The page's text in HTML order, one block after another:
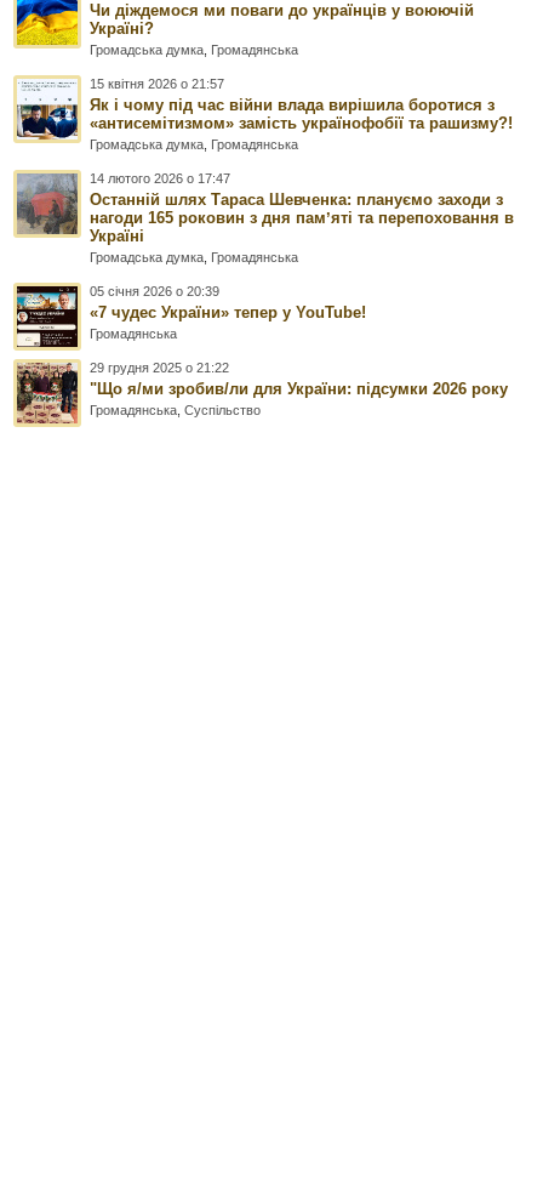
Чи діждемося ми поваги до українців у воюючій
Україні?
Громадська думка Громадянська
15 квітня 2026 о 21:57
Як і чому під час війни влада вирішила боротися з
«антисемітизмом» замість українофобії та рашизму?!
Громадська думка Громадянська
14 лютого 2026 о 17:47
Останній шлях Тараса Шевченка: плануємо заходи з
нагоди 165 роковин з дня памʼяті та перепоховання в
Україні
Громадська думка Громадянська
05 січня 2026 о 20:39
«7 чудес України» тепер у YouTube!
Громадянська
29 грудня 2025 о 21:22
"Що я/ми зробив/ли для України: підсумки 2026 року
Громадянська ,Суспільство